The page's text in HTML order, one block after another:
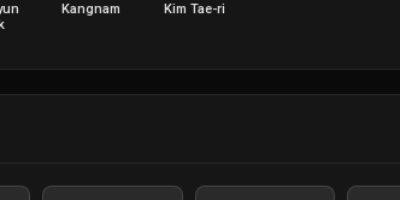
Kangnam Kim Tae-ri